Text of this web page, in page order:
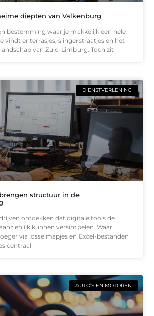
diepten van Valkenburg
bestemming waar je makkelijk een hele
vindt er terrasjes, slingerstraatjes en het
van Zuid-Limburg. Toch zit
DIENSTVERLENING
structuur in de
ontdekken dat digitale tools de
kunnen versimpelen. Waar
via losse mapjes en Excel-bestanden
centraal
AUTO’S EN MOTOREN